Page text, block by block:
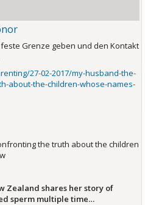
Grenze geben und den Kontakt
27-02-2017/my-husband-the-
about-the-children-whose-names-
the truth about the children
Zealand shares her story of
sperm multiple time…